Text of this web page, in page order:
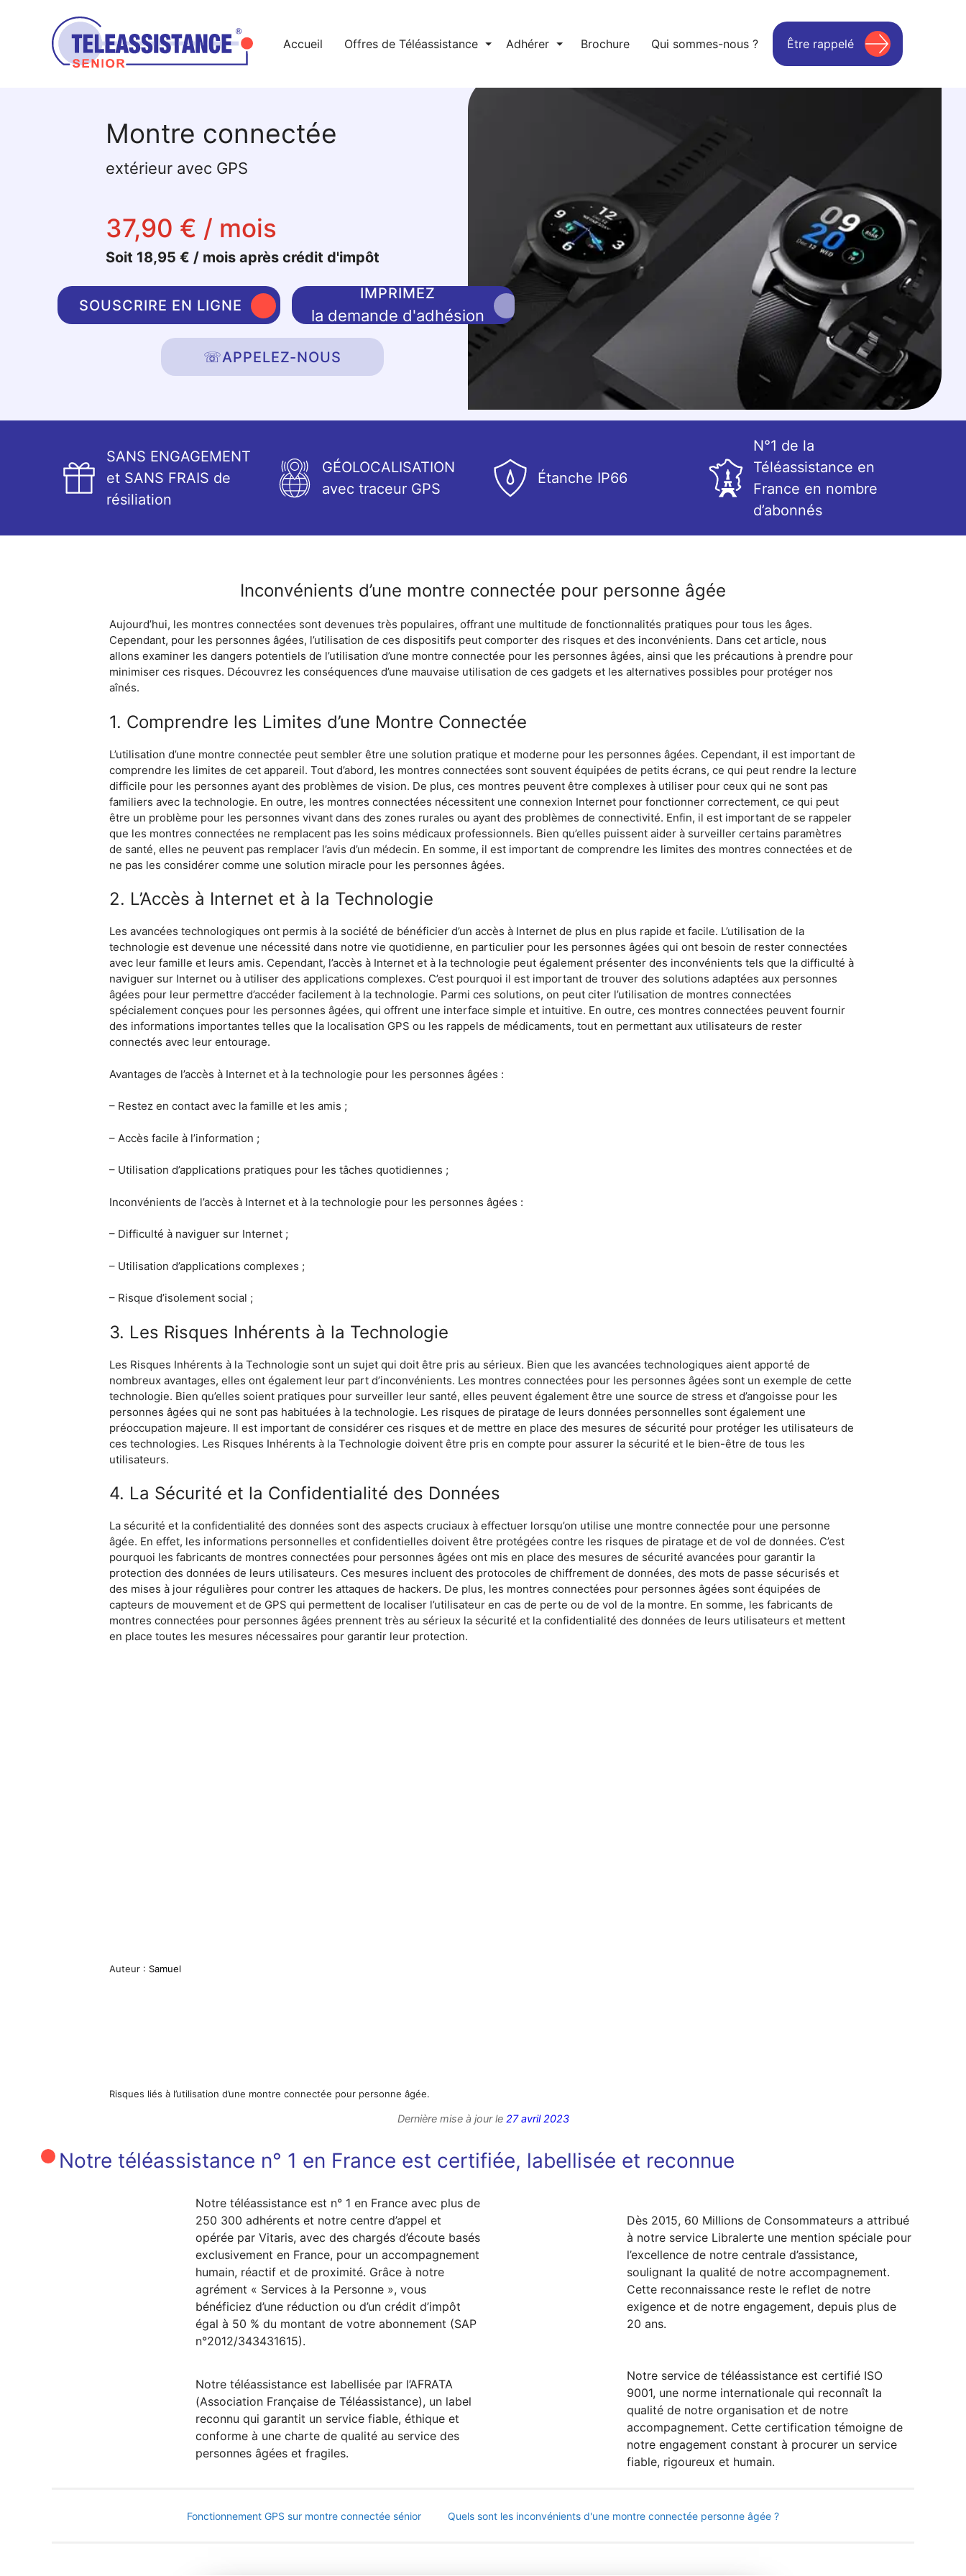
Accueil Offres de Téléassistance ⏷ Adhérer ⏷ Brochure Qui sommes-nous ? Être rappelé
Montre connectée
extérieur avec GPS
37,90 € / mois
Soit 18,95 € / mois après crédit d'impôt
SOUSCRIRE EN LIGNE
IMPRIMEZ
la demande d'adhésion
☏APPELEZ-NOUS
SANS ENGAGEMENT
et SANS FRAIS de
résiliation
GÉOLOCALISATION
avec traceur GPS
Étanche IP66
N°1 de la
Téléassistance en
France en nombre
d’abonnés
Inconvénients d’une montre connectée pour personne âgée
Aujourd’hui, les montres connectées sont devenues très populaires, offrant une multitude de fonctionnalités pratiques pour tous les âges.
Cependant, pour les personnes âgées, l’utilisation de ces dispositifs peut comporter des risques et des inconvénients. Dans cet article, nous
allons examiner les dangers potentiels de l’utilisation d’une montre connectée pour les personnes âgées, ainsi que les précautions à prendre pour
minimiser ces risques. Découvrez les conséquences d’une mauvaise utilisation de ces gadgets et les alternatives possibles pour protéger nos
aînés.
1. Comprendre les Limites d’une Montre Connectée
L’utilisation d’une montre connectée peut sembler être une solution pratique et moderne pour les personnes âgées. Cependant, il est important de
comprendre les limites de cet appareil. Tout d’abord, les montres connectées sont souvent équipées de petits écrans, ce qui peut rendre la lecture
difficile pour les personnes ayant des problèmes de vision. De plus, ces montres peuvent être complexes à utiliser pour ceux qui ne sont pas
familiers avec la technologie. En outre, les montres connectées nécessitent une connexion Internet pour fonctionner correctement, ce qui peut
être un problème pour les personnes vivant dans des zones rurales ou ayant des problèmes de connectivité. Enfin, il est important de se rappeler
que les montres connectées ne remplacent pas les soins médicaux professionnels. Bien qu’elles puissent aider à surveiller certains paramètres
de santé, elles ne peuvent pas remplacer l’avis d’un médecin. En somme, il est important de comprendre les limites des montres connectées et de
ne pas les considérer comme une solution miracle pour les personnes âgées.
2. L’Accès à Internet et à la Technologie
Les avancées technologiques ont permis à la société de bénéficier d’un accès à Internet de plus en plus rapide et facile. L’utilisation de la
technologie est devenue une nécessité dans notre vie quotidienne, en particulier pour les personnes âgées qui ont besoin de rester connectées
avec leur famille et leurs amis. Cependant, l’accès à Internet et à la technologie peut également présenter des inconvénients tels que la difficulté à
naviguer sur Internet ou à utiliser des applications complexes. C’est pourquoi il est important de trouver des solutions adaptées aux personnes
âgées pour leur permettre d’accéder facilement à la technologie. Parmi ces solutions, on peut citer l’utilisation de montres connectées
spécialement conçues pour les personnes âgées, qui offrent une interface simple et intuitive. En outre, ces montres connectées peuvent fournir
des informations importantes telles que la localisation GPS ou les rappels de médicaments, tout en permettant aux utilisateurs de rester
connectés avec leur entourage.
Avantages de l’accès à Internet et à la technologie pour les personnes âgées :
– Restez en contact avec la famille et les amis ;
– Accès facile à l’information ;
– Utilisation d’applications pratiques pour les tâches quotidiennes ;
Inconvénients de l’accès à Internet et à la technologie pour les personnes âgées :
– Difficulté à naviguer sur Internet ;
– Utilisation d’applications complexes ;
– Risque d’isolement social ;
3. Les Risques Inhérents à la Technologie
Les Risques Inhérents à la Technologie sont un sujet qui doit être pris au sérieux. Bien que les avancées technologiques aient apporté de
nombreux avantages, elles ont également leur part d’inconvénients. Les montres connectées pour les personnes âgées sont un exemple de cette
technologie. Bien qu’elles soient pratiques pour surveiller leur santé, elles peuvent également être une source de stress et d’angoisse pour les
personnes âgées qui ne sont pas habituées à la technologie. Les risques de piratage de leurs données personnelles sont également une
préoccupation majeure. Il est important de considérer ces risques et de mettre en place des mesures de sécurité pour protéger les utilisateurs de
ces technologies. Les Risques Inhérents à la Technologie doivent être pris en compte pour assurer la sécurité et le bien-être de tous les
utilisateurs.
4. La Sécurité et la Confidentialité des Données
La sécurité et la confidentialité des données sont des aspects cruciaux à effectuer lorsqu’on utilise une montre connectée pour une personne
âgée. En effet, les informations personnelles et confidentielles doivent être protégées contre les risques de piratage et de vol de données. C’est
pourquoi les fabricants de montres connectées pour personnes âgées ont mis en place des mesures de sécurité avancées pour garantir la
protection des données de leurs utilisateurs. Ces mesures incluent des protocoles de chiffrement de données, des mots de passe sécurisés et
des mises à jour régulières pour contrer les attaques de hackers. De plus, les montres connectées pour personnes âgées sont équipées de
capteurs de mouvement et de GPS qui permettent de localiser l’utilisateur en cas de perte ou de vol de la montre. En somme, les fabricants de
montres connectées pour personnes âgées prennent très au sérieux la sécurité et la confidentialité des données de leurs utilisateurs et mettent
en place toutes les mesures nécessaires pour garantir leur protection.
Auteur : Samuel
Risques liés à l’utilisation d’une montre connectée pour personne âgée.
Dernière mise à jour le 27 avril 2023
Notre téléassistance n° 1 en France est certifiée, labellisée et reconnue
Notre téléassistance est n° 1 en France avec plus de
250 300 adhérents et notre centre d’appel et
opérée par Vitaris, avec des chargés d’écoute basés
exclusivement en France, pour un accompagnement
humain, réactif et de proximité. Grâce à notre
agrément « Services à la Personne », vous
bénéficiez d’une réduction ou d’un crédit d’impôt
égal à 50 % du montant de votre abonnement (SAP
n°2012/343431615).
Dès 2015, 60 Millions de Consommateurs a attribué
à notre service Libralerte une mention spéciale pour
l’excellence de notre centrale d’assistance,
soulignant la qualité de notre accompagnement.
Cette reconnaissance reste le reflet de notre
exigence et de notre engagement, depuis plus de
20 ans.
Notre téléassistance est labellisée par l’AFRATA
(Association Française de Téléassistance), un label
reconnu qui garantit un service fiable, éthique et
conforme à une charte de qualité au service des
personnes âgées et fragiles.
Notre service de téléassistance est certifié ISO
9001, une norme internationale qui reconnaît la
qualité de notre organisation et de notre
accompagnement. Cette certification témoigne de
notre engagement constant à procurer un service
fiable, rigoureux et humain.
Fonctionnement GPS sur montre connectée sénior Quels sont les inconvénients d'une montre connectée personne âgée ?